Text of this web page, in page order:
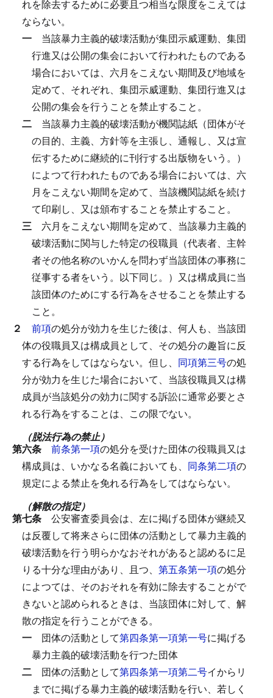
れを除去するために必要且つ相当な限度をこえては
ならない。
一 当該暴力主義的破壊活動が集団示威運動、集団
行進又は公開の集会において行われたものである
場合においては、六月をこえない期間及び地域を
定めて、それぞれ、集団示威運動、集団行進又は
公開の集会を行うことを禁止すること。
二 当該暴力主義的破壊活動が機関誌紙（団体がそ
の目的、主義、方針等を主張し、通報し、又は宣
伝するために継続的に刊行する出版物をいう。）
によつて行われたものである場合においては、六
月をこえない期間を定めて、当該機関誌紙を続け
て印刷し、又は頒布することを禁止すること。
三 六月をこえない期間を定めて、当該暴力主義的
破壊活動に関与した特定の役職員（代表者、主幹
者その他名称のいかんを問わず当該団体の事務に
従事する者をいう。以下同じ。）又は構成員に当
該団体のためにする行為をさせることを禁止する
こと。
２ 前項の処分が効力を生じた後は、何人も、当該団
体の役職員又は構成員として、その処分の趣旨に反
する行為をしてはならない。 但し、 同項第三号の処
分が効力を生じた場合において、当該役職員又は構
成員が当該処分の効力に関する訴訟に通常必要とさ
れる行為をすることは、この限でない。
（脱法行為の禁止）
第六条 前条第一項の処分を受けた団体の役職員又は
構成員は、いかなる名義においても、 同条第二項の
規定による禁止を免れる行為をしてはならない。
（解散の指定）
第七条 公安審査委員会は、左に掲げる団体が継続又
は反覆して将来さらに団体の活動として暴力主義的
破壊活動を行う明らかなおそれがあると認めるに足
りる十分な理由があり、且つ、 第五条第一項の処分
によつては、そのおそれを有効に除去することがで
きないと認められるときは、当該団体に対して、解
散の指定を行うことができる。
一 団体の活動として第四条第一項第一号に掲げる
暴力主義的破壊活動を行つた団体
二 団体の活動として第四条第一項第二号イからリ
までに掲げる暴力主義的破壊活動を行い、若しく